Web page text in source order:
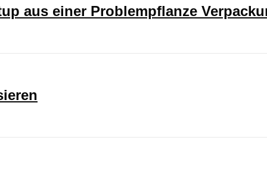
aus einer Problempflanze